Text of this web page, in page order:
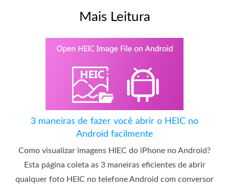
Mais Leitura
3 maneiras de fazer você abrir o HEIC no
Android facilmente
Como visualizar imagens HIEC do iPhone no Android?
Esta página coleta as 3 maneiras eficientes de abrir
qualquer foto HEIC no telefone Android com conversor